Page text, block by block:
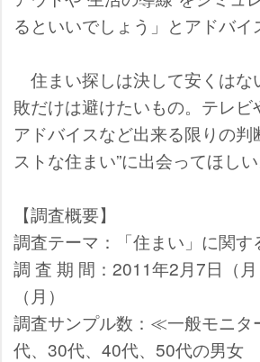
るといいでしょう」とアドバイ
住まい探しは決して安くはな
敗だけは避けたいもの。テレビ
アドバイスなど出来る限りの判
ストな住まい”に出会ってほしい
【調査概要】
調査テーマ：「住まい」に関
調 査 期 間：2011年2月7日（
（月）
調査サンプル数：≪一般モニ
代、30代、40代、50代の男